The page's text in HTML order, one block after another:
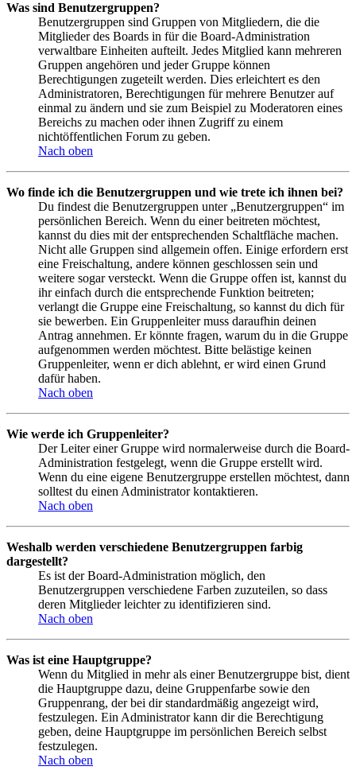
Was sind Benutzergruppen?
Benutzergruppen sind Gruppen von Mitgliedern, die die
Mitglieder des Boards in für die Board-Administration
verwaltbare Einheiten aufteilt. Jedes Mitglied kann mehreren
Gruppen angehören und jeder Gruppe können
Berechtigungen zugeteilt werden. Dies erleichtert es den
Administratoren, Berechtigungen für mehrere Benutzer auf
einmal zu ändern und sie zum Beispiel zu Moderatoren eines
Bereichs zu machen oder ihnen Zugriff zu einem
nichtöffentlichen Forum zu geben.
Nach oben
Wo finde ich die Benutzergruppen und wie trete ich ihnen bei?
Du findest die Benutzergruppen unter „Benutzergruppen“ im
persönlichen Bereich. Wenn du einer beitreten möchtest,
kannst du dies mit der entsprechenden Schaltfläche machen.
Nicht alle Gruppen sind allgemein offen. Einige erfordern erst
eine Freischaltung, andere können geschlossen sein und
weitere sogar versteckt. Wenn die Gruppe offen ist, kannst du
ihr einfach durch die entsprechende Funktion beitreten;
verlangt die Gruppe eine Freischaltung, so kannst du dich für
sie bewerben. Ein Gruppenleiter muss daraufhin deinen
Antrag annehmen. Er könnte fragen, warum du in die Gruppe
aufgenommen werden möchtest. Bitte belästige keinen
Gruppenleiter, wenn er dich ablehnt, er wird einen Grund
dafür haben.
Nach oben
Wie werde ich Gruppenleiter?
Der Leiter einer Gruppe wird normalerweise durch die Board-
Administration festgelegt, wenn die Gruppe erstellt wird.
Wenn du eine eigene Benutzergruppe erstellen möchtest, dann
solltest du einen Administrator kontaktieren.
Nach oben
Weshalb werden verschiedene Benutzergruppen farbig
dargestellt?
Es ist der Board-Administration möglich, den
Benutzergruppen verschiedene Farben zuzuteilen, so dass
deren Mitglieder leichter zu identifizieren sind.
Nach oben
Was ist eine Hauptgruppe?
Wenn du Mitglied in mehr als einer Benutzergruppe bist, dient
die Hauptgruppe dazu, deine Gruppenfarbe sowie den
Gruppenrang, der bei dir standardmäßig angezeigt wird,
festzulegen. Ein Administrator kann dir die Berechtigung
geben, deine Hauptgruppe im persönlichen Bereich selbst
festzulegen.
Nach oben